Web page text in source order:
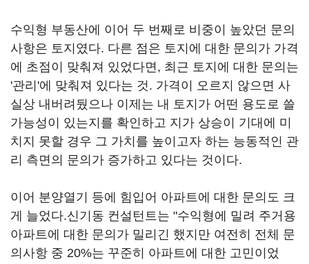
수익형 부동산에 이어 두 번째로 비중이 높았던 문의
사항은 토지였다. 다른 점은 토지에 대한 문의가 가격
에 초점이 맞춰져 있었다면, 최근 토지에 대한 문의는
'관리'에 맞춰져 있다는 것. 가격이 오르지 않으면 사
실상 내버려뒀으나 이제는 내 토지가 어떤 용도로 쓸
가능성이 있는지를 확인하고 지가 상승이 기대에 미
치지 못할 경우 그 가치를 높이고자 하는 능동적인 관
리 측면의 문의가 증가하고 있다는 것이다.
이어 분양열기 등에 힘입어 아파트에 대한 문의도 크
게 늘었다.신기동 컨설턴트는 "수익형에 밀려 주거용
아파트에 대한 문의가 밀리긴 했지만 여전히 전체 문
의사항 중 20%는 꾸준히 아파트에 대한 고민이었